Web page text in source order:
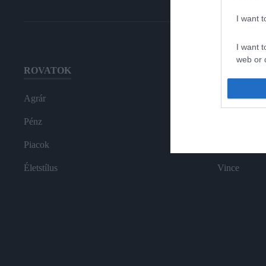
I want
I want
web or
I want
ROVATOK
Agrár
Pénz
Piacok
Életstílus
Magazin-
Vince